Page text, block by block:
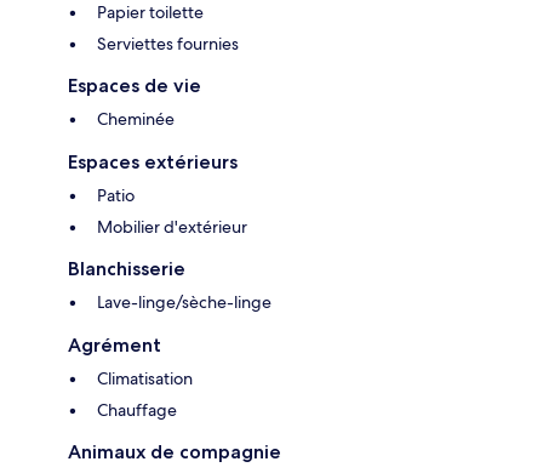
Papier toilette
Serviettes fournies
Espaces de vie
Cheminée
Espaces extérieurs
Patio
Mobilier d'extérieur
Blanchisserie
Lave-linge/sèche-linge
Agrément
Climatisation
Chauffage
Animaux de compagnie